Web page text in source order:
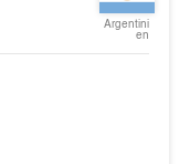
Argentini
en